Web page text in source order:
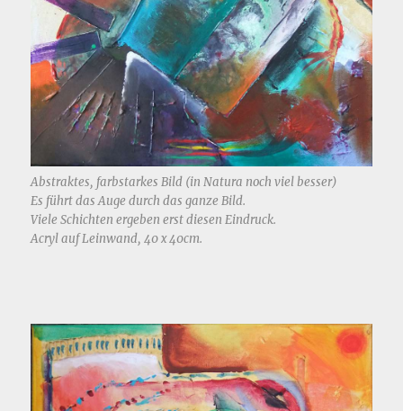
Abstraktes, farbstarkes Bild (in Natura noch viel besser)
Es führt das Auge durch das ganze Bild.
Viele Schichten ergeben erst diesen Eindruck.
Acryl auf Leinwand, 40 x 40cm.